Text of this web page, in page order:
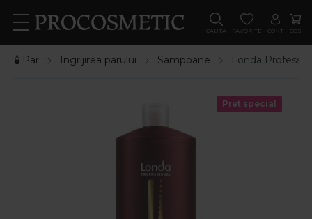
CAUTA FAVORITE CONT COS
🧴Par Ingrijirea parului Sampoane Londa
Pret special